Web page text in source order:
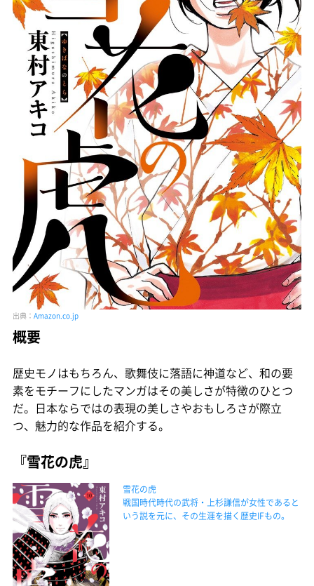
出典： Amazon.co.jp
概要
歴史モノはもちろん、歌舞伎に落語に神道など、和の要
素をモチーフにしたマンガはその美しさが特徴のひとつ
だ。日本ならではの表現の美しさやおもしろさが際立
つ、魅力的な作品を紹介する。
『雪花の虎』
雪花の虎
戦国時代時代の武将・上杉謙信が女性であると
いう説を元に、その生涯を描く歴史IFもの。